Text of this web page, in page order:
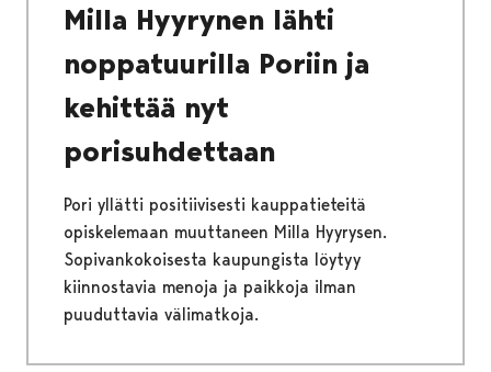
Milla Hyyrynen lähti
noppatuurilla Poriin ja
kehittää nyt
porisuhdettaan
Pori yllätti positiivisesti kauppatieteitä
opiskelemaan muuttaneen Milla Hyyrysen.
Sopivankokoisesta kaupungista löytyy
kiinnostavia menoja ja paikkoja ilman
puuduttavia välimatkoja.